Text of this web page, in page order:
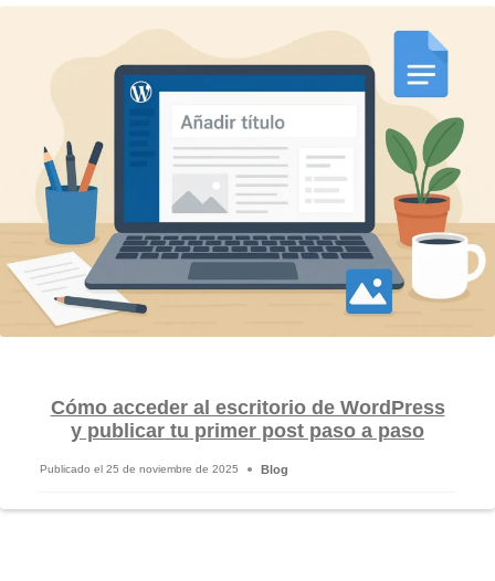
Cómo acceder al escritorio de WordPress
y publicar tu primer post paso a paso
Publicado el 25 de noviembre de 2025 Blog